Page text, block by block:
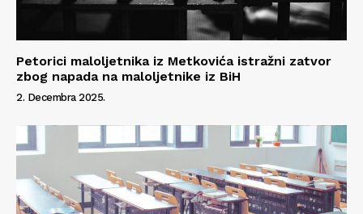
Petorici maloljetnika iz Metkovića istražni zatvor
zbog napada na maloljetnike iz BiH
2. Decembra 2025.